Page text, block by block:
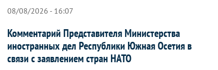
08/08/2026 - 16:07
Комментарий Представителя Министерства
иностранных дел Республики Южная Осетия в
связи с заявлением стран НАТО